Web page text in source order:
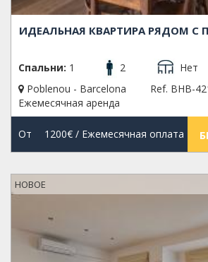
ИДЕАЛЬНАЯ КВАРТИРА РЯДОМ С
Спальни: 1 2 Нет
Poblenou - Barcelona
Ref. BHB-
Ежемесячная аренда
От 1200€/ Ежемесячная оплата
НОВОЕ